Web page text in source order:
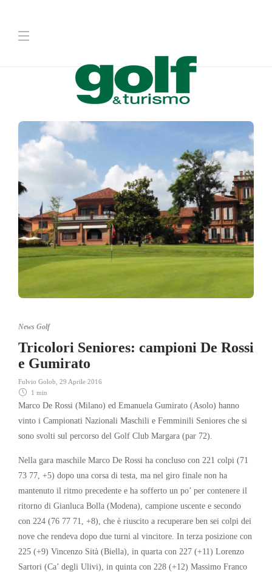
News Golf
Tricolori Seniores: campioni De Rossi
e Gumirato
Fulvio Golob 29 Aprile 2016
1 min
Marco De Rossi (Milano) ed Emanuela Gumirato (Asolo) hanno
vinto i Campionati Nazionali Maschili e Femminili Seniores che si
sono svolti sul percorso del Golf Club Margara (par 72).
Nella gara maschile Marco De Rossi ha concluso con 221 colpi (71
73 77, +5) dopo una corsa di testa, ma nel giro finale non ha
mantenuto il ritmo precedente e ha sofferto un po’ per contenere il
ritorno di Gianluca Bolla (Modena), campione uscente e secondo
con 224 (76 77 71, +8), che è riuscito a recuperare ben sei colpi dei
nove che rendeva dopo due turni al vincitore. In terza posizione con
225 (+9) Vincenzo Sità (Biella), in quarta con 227 (+11) Lorenzo
Sartori (Ca’ degli Ulivi), in quinta con 228 (+12) Massimo Franco